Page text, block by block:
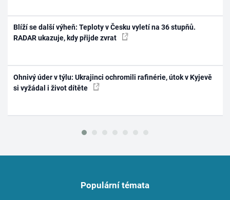
Blíží se další výheň: Teploty v Česku vyletí na 36 stupňů.
RADAR ukazuje, kdy přijde zvrat
Ohnivý úder v týlu: Ukrajinci ochromili rafinérie, útok v Kyjevě
si vyžádal i život dítěte
Populární témata